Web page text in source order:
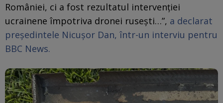
României, ci a fost rezultatul intervenției
ucrainene împotriva dronei rusești…”, a declarat
președintele Nicușor Dan, într-un interviu pentru
BBC News.